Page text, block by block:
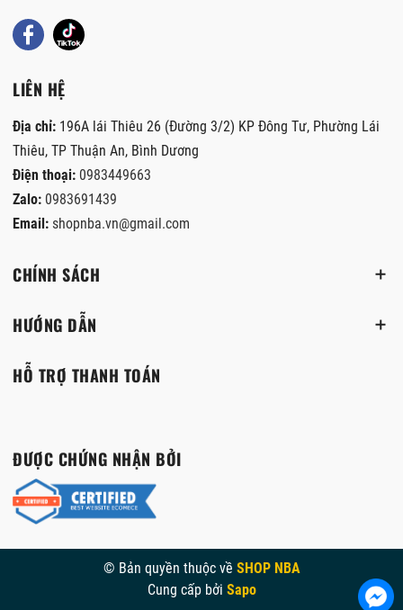
LIÊN HỆ
Địa chỉ: 196A lái Thiêu 26 (Đường 3/2) KP Đông Tư, Phường Lái
Thiêu, TP Thuận An, Bình Dương
Điện thoại: 0983449663
Zalo: 0983691439
Email: shopnba.vn@gmail.com
CHÍNH SÁCH
HƯỚNG DẪN
HỖ TRỢ THANH TOÁN
ĐƯỢC CHỨNG NHẬN BỞI
© Bản quyền thuộc về SHOP NBA
Cung cấp bởi Sapo